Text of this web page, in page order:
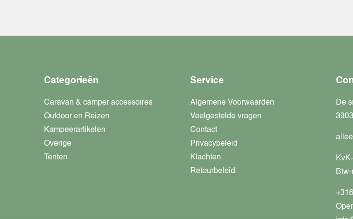
Categorieën
Caravan & camper accessoires
Outdoor en Reizen
Kampeerartikelen
Overige
Tenten
Service
Algemene Voorwaarden
Veelgestelde vragen
Contact
Privacybeleid
Klachten
Retourbeleid
De